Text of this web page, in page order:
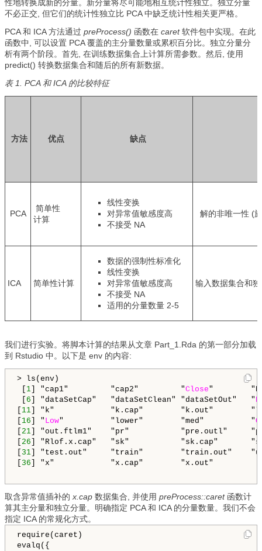
性地转换成新的分量。新分量将尽可能地相互统计性独立。独立分量
不必正交, 但它们的统计性独立比 PCA 中缺乏统计性相关更严格。
PCA 和 ICA 方法通过 preProcess() 函数在 caret软件包中实现。在此
函数中, 可以设置 PCA 覆盖的主分量数量或累积百分比。独立分量分
析有两个阶段。首先, 在训练数据集合上计算所需参数。然后, 使用
predict() 转换数据集合和随后的所有新数据。
表 1. PCA 和 ICA 的比较特征
方法 优点 缺点
PCA
简单性
计算
线性变换
对异常值敏感度高
不接受 NA
解的非唯一性 (
ICA 简单性计算
数据的强制性标准化
线性变换
对异常值敏感度高
不接受 NA
适用的分量数量 2-5
输入数据集合和
我们进行实验。将脚本计算的结果从文章 Part_1.Rda 的第一部分加载
到 Rstudio 中。以下是 env 的内容:
> ls(env)
1 ] "cap1"         "cap2"         "Close"
6 ] "dataSetCap"   "dataSetClean" "dataSetOut"   "
11 ] "k"            "k.cap"        "k.out"
16 ] " Low"          "lower"        "med"          "
21 ] "out.ftlm1"    "pr"           "pre.outl"
26 ] "Rlof.x.cap"   "sk"           "sk.cap"
31 ] "test.out"     "train"        "train.out"
36 ] "x"            "x.cap"        "x.out"
取含异常值插补的x.cap 数据集合, 并使用 preProcess::caret函数计
算其主分量和独立分量。明确指定 PCA 和 ICA 的分量数量。我们不会
指定 ICA 的常规化方式。
require(caret)
evalq({